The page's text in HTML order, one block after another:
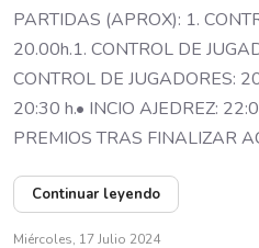
PARTIDAS (APROX): 1.
20.00h.1. CONTROL DE
CONTROL DE JUGADORES:
20:30 h.• INCIO AJEDREZ:
PREMIOS TRAS FINALIZAR
Continuar leyendo
Miércoles, 17 Julio 2024